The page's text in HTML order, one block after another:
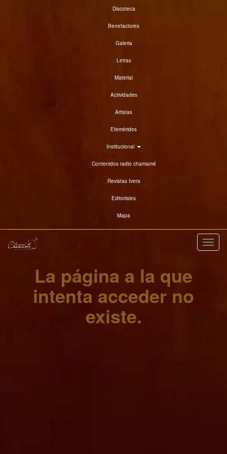
Discoteca
Benefactores
Galeria
Letras
Material
Actividades
Artistas
Efemérides
Institucional
Contenidos radio chamamé
Revistas Ivera
Editoriales
Mapa
La página a la que
intenta acceder no
existe.